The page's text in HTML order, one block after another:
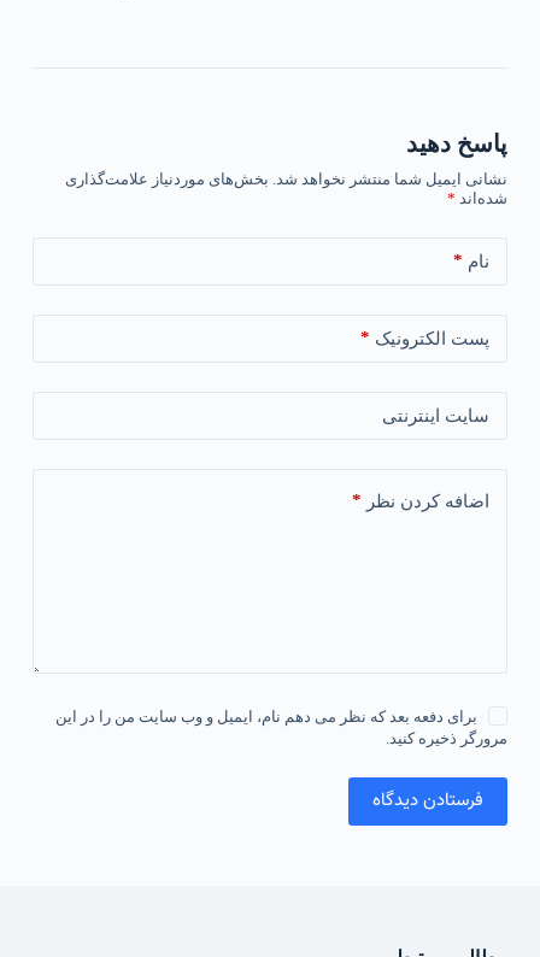
پاسخ دهید
نشانی ایمیل شما منتشر نخواهد شد. بخش‌های موردنیاز علامت‌گذاری
شده‌اند *
نام *
پست الکترونیک *
سایت اینترنتی
اضافه کردن نظر *
برای دفعه بعد که نظر می دهم نام، ایمیل و وب سایت من را در این
مرورگر ذخیره کنید.
فرستادن دیدگاه